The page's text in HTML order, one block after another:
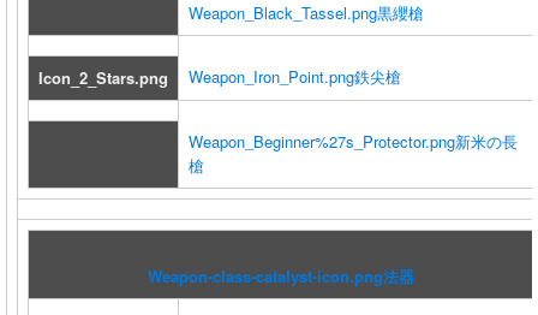
Weapon_Black_Tassel.png黒纓槍
Icon_2_Stars.png Weapon_Iron_Point.png鉄尖槍
Weapon_Beginner%27s_Protector.png新米の長
槍
Weapon-class-catalyst-icon.png法器